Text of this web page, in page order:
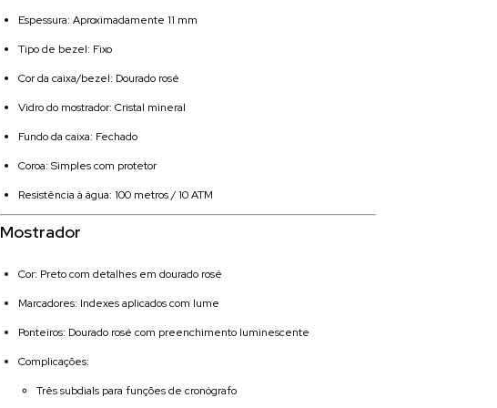
Espessura: Aproximadamente 11 mm
Tipo de bezel: Fixo
Cor da caixa/bezel: Dourado rosé
Vidro do mostrador: Cristal mineral
Fundo da caixa: Fechado
Coroa: Simples com protetor
Resistência à água: 100 metros / 10 ATM
Mostrador
Cor: Preto com detalhes em dourado rosé
Marcadores: Indexes aplicados com lume
Ponteiros: Dourado rosé com preenchimento luminescente
Complicações:
Três subdials para funções de cronógrafo